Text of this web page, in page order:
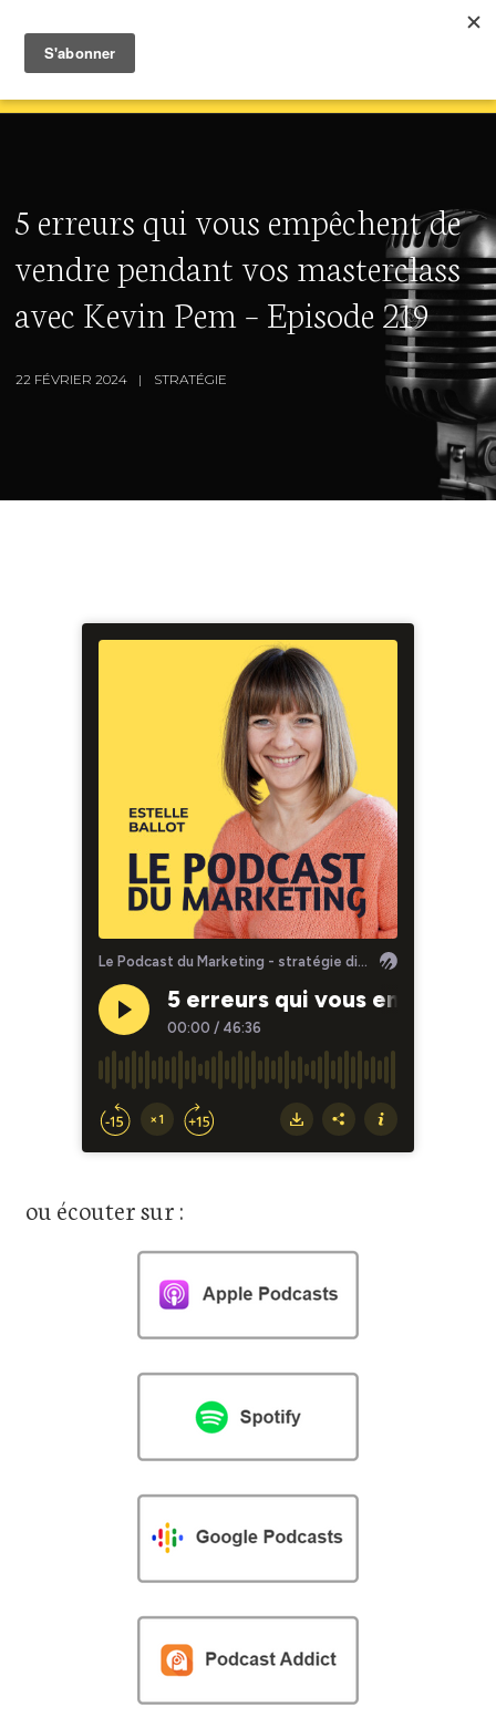
5 erreurs qui vous empêchent de
vendre pendant vos masterclass
avec Kevin Pem – Episode 219
22 FÉVRIER 2024 STRATÉGIE
ou écouter sur :